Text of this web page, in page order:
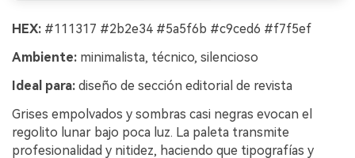
HEX: #111317 #2b2e34 #5a5f6b #c9ced6 #f7f5ef
Ambiente: minimalista, técnico, silencioso
Ideal para: diseño de sección editorial de revista
Grises empolvados y sombras casi negras evocan el
regolito lunar bajo poca luz. La paleta transmite
profesionalidad y nitidez, haciendo que tipografías y